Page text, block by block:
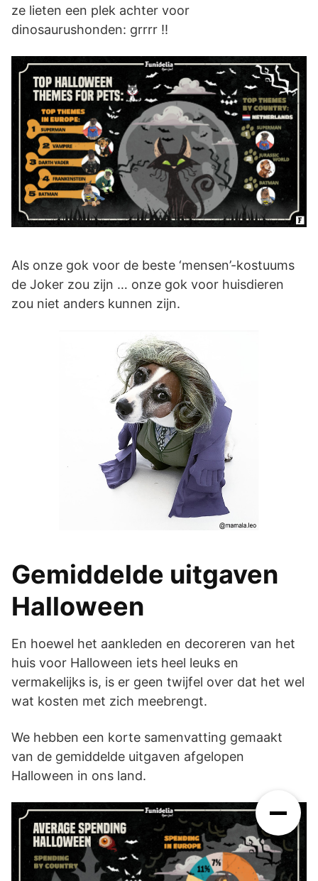
ze lieten een plek achter voor
dinosaurushonden: grrrr !!
Als onze gok voor de beste ‘mensen’-kostuums
de Joker zou zijn … onze gok voor huisdieren
zou niet anders kunnen zijn.
Gemiddelde uitgaven
Halloween
En hoewel het aankleden en decoreren van het
huis voor Halloween iets heel leuks en
vermakelijks is, is er geen twijfel over dat het wel
wat kosten met zich meebrengt.
We hebben een korte samenvatting gemaakt
van de gemiddelde uitgaven afgelopen
Halloween in ons land.